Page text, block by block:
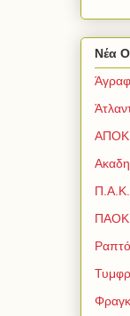
Νέα
ΑΠΟΚ
Π.Α.Κ.
ΠΑΟΚ